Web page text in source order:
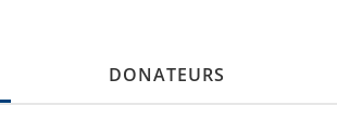
DONATEURS